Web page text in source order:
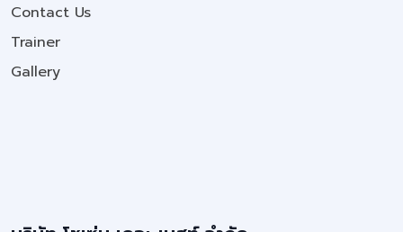
Contact Us
Trainer
Gallery